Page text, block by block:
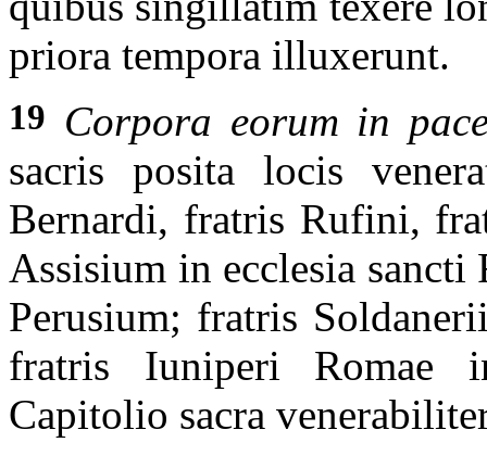
priora tempora illuxerunt.
19 Corpora eorum in
sacris posita locis
Bernardi, fratris Rufini,
Assisium in ecclesia
Perusium; fratris
fratris Iuniperi Romae
Capitolio sacra